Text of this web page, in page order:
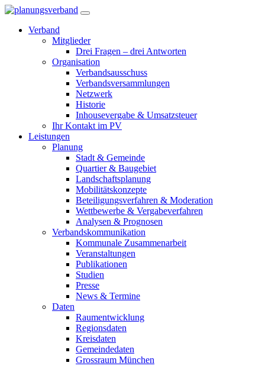
Verband
Mitglieder
Drei Fragen – drei Antworten
Organisation
Verbandsausschuss
Verbandsversammlungen
Netzwerk
Historie
Inhousevergabe & Umsatzsteuer
Ihr Kontakt im PV
Leistungen
Planung
Stadt & Gemeinde
Quartier & Baugebiet
Landschaftsplanung
Mobilitätskonzepte
Beteiligungsverfahren & Moderation
Wettbewerbe & Vergabeverfahren
Analysen & Prognosen
Verbandskommunikation
Kommunale Zusammenarbeit
Veranstaltungen
Publikationen
Studien
Presse
News & Termine
Daten
Raumentwicklung
Regionsdaten
Kreisdaten
Gemeindedaten
Grossraum München